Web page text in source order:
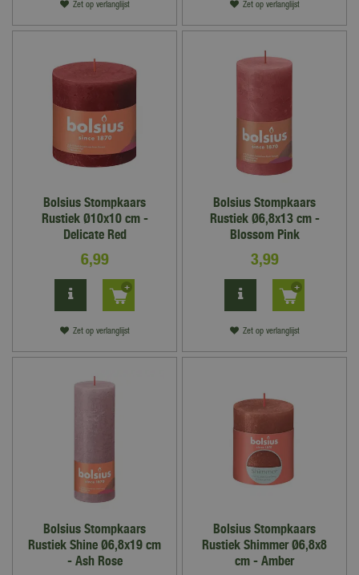
Zet op verlanglijst Zet op verlanglijst
Bolsius Stompkaars
Rustiek Ø10x10 cm -
Delicate Red
6,99
Zet op verlanglijst
Bolsius Stompkaars
Rustiek Ø6,8x13 cm -
Blossom Pink
3,99
Zet op verlanglijst
Bolsius Stompkaars
Rustiek Shine Ø6,8x19 cm
- Ash Rose
Bolsius Stompkaars
Rustiek Shimmer Ø6,8x8
cm - Amber